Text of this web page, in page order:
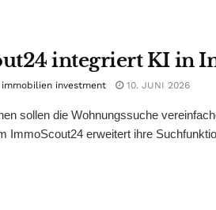
integriert KI in
investment 10. JUNI 2026
sollen die Wohnungssuche
ImmoScout24 erweitert ihre